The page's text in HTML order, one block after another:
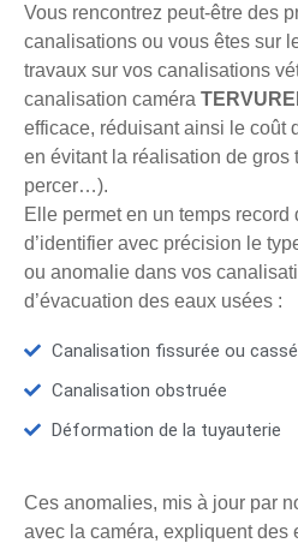
Vous rencontrez peut-être des
canalisations ou vous êtes sur
travaux sur vos canalisations
canalisation caméra
efficace, réduisant ainsi le coût
en évitant la réalisation de gros
percer…).
Elle permet en un temps
d’identifier avec précision le
ou anomalie dans vos
d’évacuation des eaux usées :
Canalisation fissurée ou
Canalisation obstruée
Déformation de la tuyauterie
Ces anomalies, mis à jour par
avec la caméra, expliquent des